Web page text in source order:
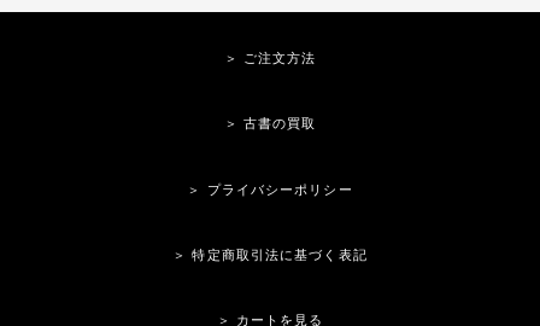
＞ ご注文方法
＞ 古書の買取
＞ プライバシーポリシー
＞ 特定商取引法に基づく表記
＞ カートを見る